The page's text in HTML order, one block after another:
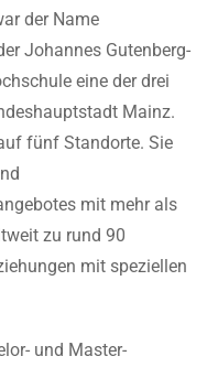
der Name
Johannes Gutenberg-
eine der drei
Mainz.
fünf Standorte. Sie
mit mehr als
zu rund 90
mit speziellen
und Master-